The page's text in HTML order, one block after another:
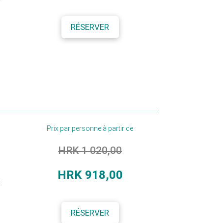
RÉSERVER
Prix par personne à partir de
HRK 1 020,00
HRK 918,00
RÉSERVER